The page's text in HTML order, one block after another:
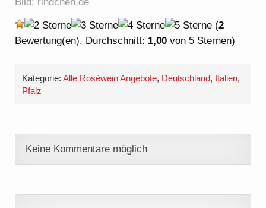
(2
Bewertung(en), Durchschnitt: 1,00 von 5 Sternen)
Kategorie:Alle Roséwein Angebote, Deutschland, Italien,
Pfalz
Keine Kommentare möglich